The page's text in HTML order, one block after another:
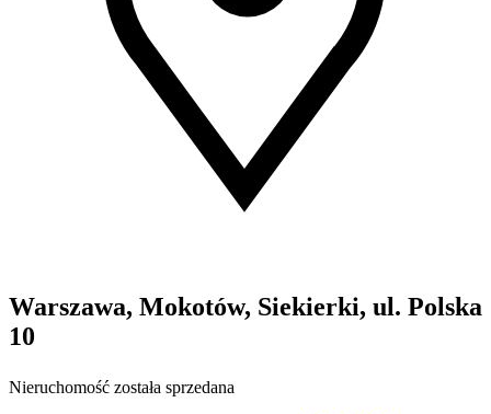
Warszawa, Mokotów, Siekierki, ul. Polska
10
Nieruchomość została sprzedana